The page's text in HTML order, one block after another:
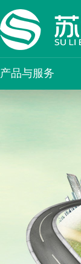
产品与服务